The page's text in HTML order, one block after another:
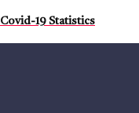
Covid-19 Statistics